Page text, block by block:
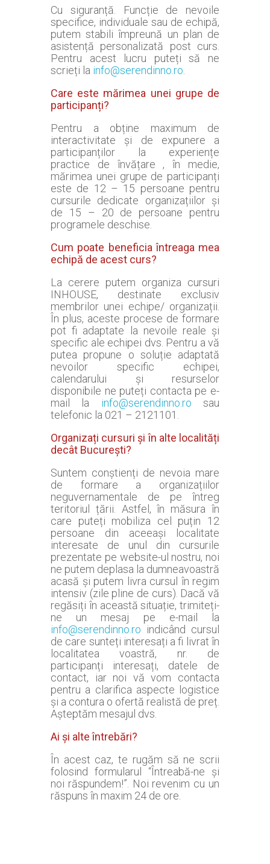
Cu siguranță. Funcție de nevoile
specifice, individuale sau de echipă,
putem stabili împreună un plan de
asistență personalizată post curs.
Pentru acest lucru puteți să ne
scrieți la info@serendinno.ro
Care este mărimea unei grupe de
participanți?
Pentru a obține maximum de
interactivitate și de expunere a
participanților la experiențe
practice de învățare , în medie,
mărimea unei grupe de participanți
este de 12 – 15 persoane pentru
cursurile dedicate organizațiilor și
de 15 – 20 de persoane pentru
programele deschise.
Cum poate beneficia întreaga mea
echipă de acest curs?
La cerere putem organiza cursuri
INHOUSE, destinate exclusiv
membrilor unei echipe/ organizații.
În plus, aceste procese de formare
pot fi adaptate la nevoile reale și
specific ale echipei dvs. Pentru a vă
putea propune o soluție adaptată
nevoilor specific echipei,
calendarului și resurselor
disponibile ne puteți contacta pe e-
mail la info@serendinno.ro sau
telefonic la 021 – 2121101.
Organizați cursuri și în alte localități
decât București?
Suntem conștienți de nevoia mare
de formare a organizațiilor
neguvernamentale de pe întreg
teritoriul țării. Astfel, în măsura în
care puteți mobiliza cel puțin 12
persoane din aceeași localitate
interesate de unul din cursurile
prezentate pe website-ul nostru, noi
ne putem deplasa la dumneavoastră
acasă și putem livra cursul în regim
intensiv (zile pline de curs). Dacă vă
regăsiți în această situație, trimiteți-
ne un mesaj pe e-mail la
info@serendinno.ro indicând cursul
de care sunteți interesați a fi livrat în
localitatea voastră, nr. de
participanți interesați, datele de
contact, iar noi vă vom contacta
pentru a clarifica aspecte logistice
și a contura o ofertă realistă de preț.
Așteptăm mesajul dvs.
Ai și alte întrebări?
În acest caz, te rugăm să ne scrii
folosind formularul “Întreabă-ne și
noi răspundem!”. Noi revenim cu un
răspuns în maxim 24 de ore.